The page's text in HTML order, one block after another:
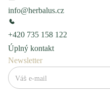
info@herbalus.cz
+420 735 158 122
Úplný kontakt
Newsletter